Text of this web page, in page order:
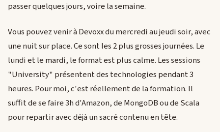
passer quelques jours, voire la semaine.
Vous pouvez venir à Devoxx du mercredi au jeudi soir, avec
une nuit sur place. Ce sont les 2 plus grosses journées. Le
lundi et le mardi, le format est plus calme. Les sessions
"University" présentent des technologies pendant 3
heures. Pour moi, c'est réellement de la formation. Il
suffit de se faire 3h d'Amazon, de MongoDB ou de Scala
pour repartir avec déjà un sacré contenu en tête.